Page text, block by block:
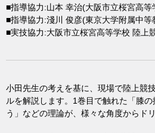
■指導協力:山本 幸治(大阪市立桜宮高等
■指導協力:淺川 俊彦(東京大学附属中等
■実技協力:大阪市立桜宮高等学校 陸上
小田先生の考えを基に、現場で陸上競
ルを解説します。1巻目で触れた「膝
う」などの理論が、様々な角度からド